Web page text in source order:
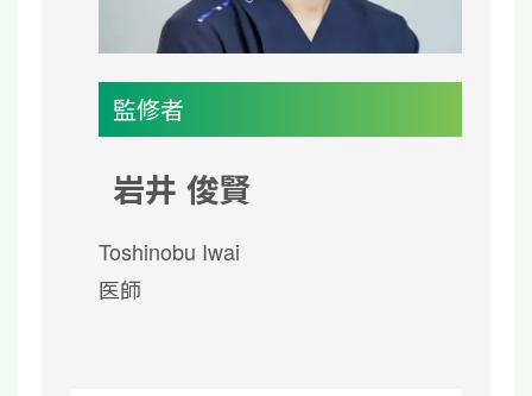
監修者
岩井 俊賢
Toshinobu Iwai
医師